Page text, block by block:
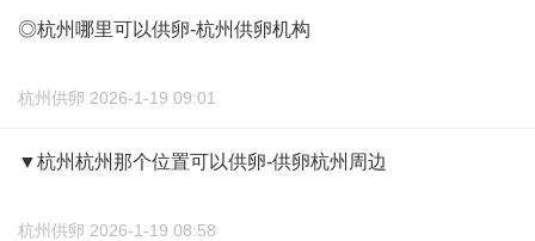
◎杭州哪里可以供卵-杭州供卵机构
杭州供卵 2026-1-19 09:01
▼杭州杭州那个位置可以供卵-供卵杭州周边
杭州供卵 2026-1-19 08:58